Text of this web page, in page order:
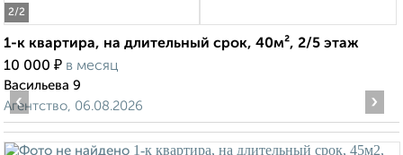
2/2
1-к квартира, на длительный срок, 40м², 2/5 этаж
10 000 ₽ в месяц
Васильева 9
Агентство, 06.08.2026
‹ ›